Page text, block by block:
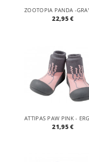
22,95 €
21,95 €